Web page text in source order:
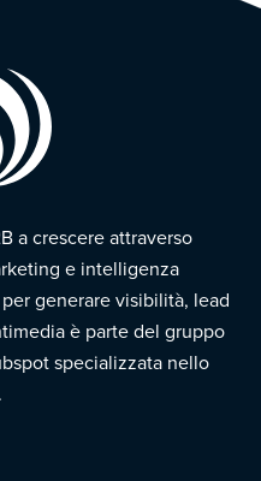
a crescere attraverso
e intelligenza
generare visibilità, lead
è parte del gruppo
specializzata nello